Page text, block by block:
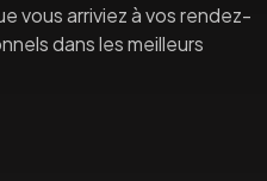
vous arriviez à vos rendez-
dans les meilleurs